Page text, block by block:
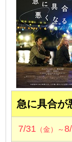
急に具合が
7/31 （金）～